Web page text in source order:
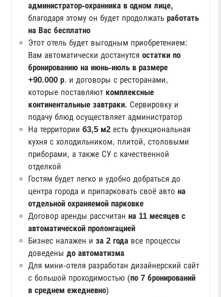
администратор-охранника в одном лице,
благодаря этому он будет продолжать работать
на Вас бесплатно
Этот отель будет выгодным приобретением:
Вам автоматически достанутся остатки по
бронированию на июнь-июль в размере
+90.000 р. и договоры с ресторанами,
которые поставляют комплексные
континентальные завтраки. Сервировку и
подачу блюд осуществляет администратор
На территории 63,5 м2 есть функциональная
кухня с холодильником, плитой, столовыми
приборами, а также СУ с качественной
отделкой
Гостям будет легко и удобно добраться до
центра города и припарковать своё авто на
отдельной охраняемой парковке
Договор аренды рассчитан на 11 месяцев с
автоматической пролонгацией
Бизнес налажен и за 2 года все процессы
доведены до автоматизма
Для мини-отеля разработан дизайнерский сайт
с большой проходимостью (по 7 бронирований
в среднем ежедневно)